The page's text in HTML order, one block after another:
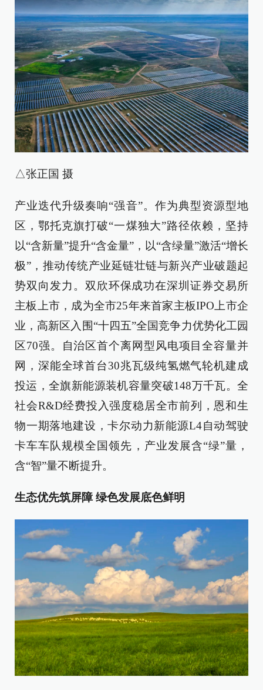
△张正国 摄
产业迭代升级奏响“强音”。作为典型资源型地
区，鄂托克旗打破“一煤独大”路径依赖，坚持
以“含新量”提升“含金量”，以“含绿量”激活“增长
极”，推动传统产业延链壮链与新兴产业破题起
势双向发力。双欣环保成功在深圳证券交易所
主板上市，成为全市25年来首家主板IPO上市企
业，高新区入围“十四五”全国竞争力优势化工园
区70强。自治区首个离网型风电项目全容量并
网，深能全球首台30兆瓦级纯氢燃气轮机建成
投运，全旗新能源装机容量突破148万千瓦。全
社会R&D经费投入强度稳居全市前列，恩和生
物一期落地建设，卡尔动力新能源L4自动驾驶
卡车车队规模全国领先，产业发展含“绿”量，
含“智”量不断提升。
生态优先筑屏障 绿色发展底色鲜明